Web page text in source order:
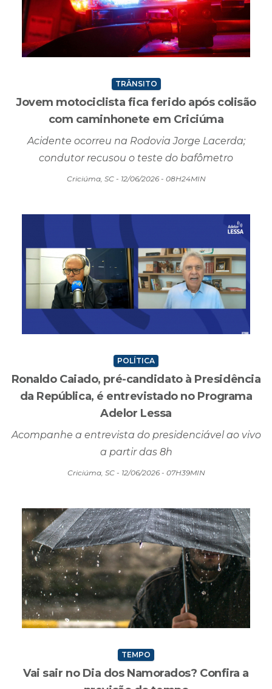
TRÂNSITO
Jovem motociclista fica ferido após colisão
com caminhonete em Criciúma
Acidente ocorreu na Rodovia Jorge Lacerda;
condutor recusou o teste do bafômetro
Criciúma, SC - 12/06/2026 - 08H24MIN
POLÍTICA
Ronaldo Caiado, pré-candidato à Presidência
da República, é entrevistado no Programa
Adelor Lessa
Acompanhe a entrevista do presidenciável ao vivo
a partir das 8h
Criciúma, SC - 12/06/2026 - 07H39MIN
TEMPO
Vai sair no Dia dos Namorados? Confira a